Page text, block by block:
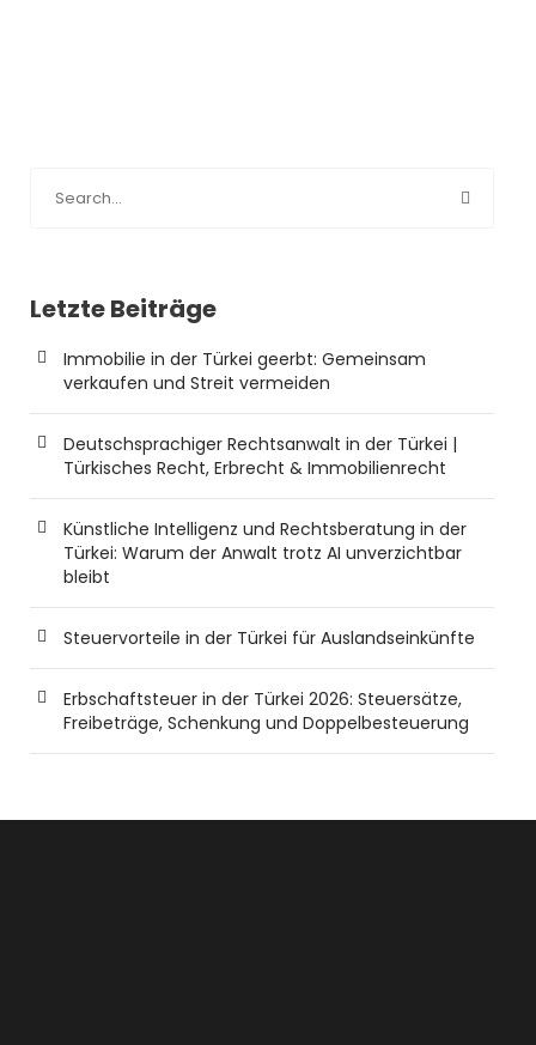
Letzte Beiträge
Immobilie in der Türkei geerbt: Gemeinsam
verkaufen und Streit vermeiden
Deutschsprachiger Rechtsanwalt in der Türkei |
Türkisches Recht, Erbrecht & Immobilienrecht
Künstliche Intelligenz und Rechtsberatung in der
Türkei: Warum der Anwalt trotz AI unverzichtbar
bleibt
Steuervorteile in der Türkei für Auslandseinkünfte
Erbschaftsteuer in der Türkei 2026: Steuersätze,
Freibeträge, Schenkung und Doppelbesteuerung